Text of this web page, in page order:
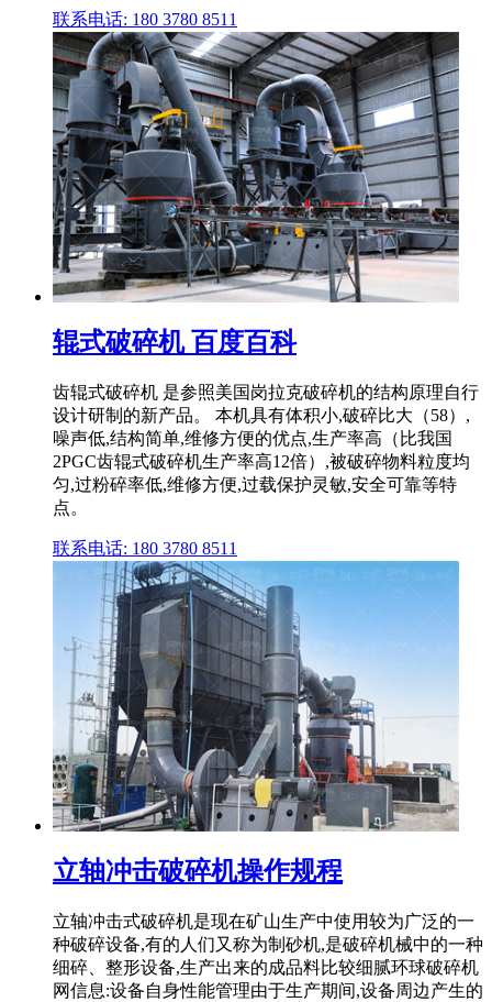
联系电话: 180 3780 8511
辊式破碎机 百度百科
齿辊式破碎机 是参照美国岗拉克破碎机的结构原理自行
设计研制的新产品。 本机具有体积小,破碎比大（58）,
噪声低,结构简单,维修方便的优点,生产率高（比我国
2PGC齿辊式破碎机生产率高12倍）,被破碎物料粒度均
匀,过粉碎率低,维修方便,过载保护灵敏,安全可靠等特
点。
联系电话: 180 3780 8511
立轴冲击破碎机操作规程
立轴冲击式破碎机是现在矿山生产中使用较为广泛的一
种破碎设备,有的人们又称为制砂机,是破碎机械中的一种
细碎、整形设备,生产出来的成品料比较细腻环球破碎机
网信息:设备自身性能管理由于生产期间,设备周边产生的